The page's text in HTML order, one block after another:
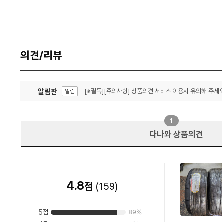
의견/리뷰
알림판 알림 [※필독][주의사항] 상품의견 서비스 이용시 유의해 주세
다나와 상품의견
1
4.8점 (159)
5점 89%